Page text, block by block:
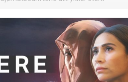
signaler om innstramminger i
for forskningstillatelser i
havbruksnæringen. Endringene vil i
praksis gjøre det svært vanskelig å
gjennomføre forskning som kan bidra til
bedre fiskevelferd, redusert dødelighet og